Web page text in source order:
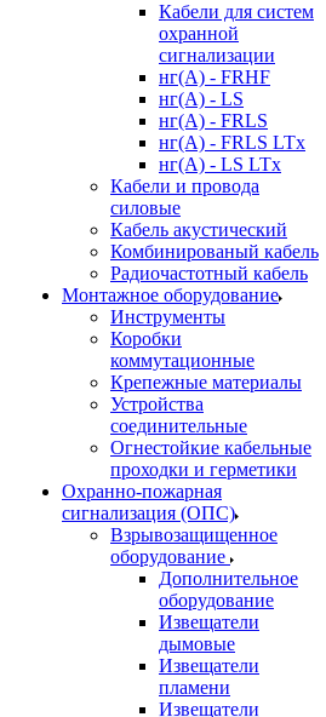
Кабели для систем
охранной
сигнализации
нг(A) - FRHF
нг(A) - LS
нг(А) - FRLS
нг(А) - FRLS LTx
нг(А) - LS LTx
Кабели и провода
силовые
Кабель акустический
Комбинированый кабель
Радиочастотный кабель
Монтажное оборудование
Инструменты
Коробки
коммутационные
Крепежные материалы
Устройства
соединительные
Огнестойкие кабельные
проходки и герметики
Охранно-пожарная
сигнализация (ОПС)
Взрывозащищенное
оборудование
Дополнительное
оборудование
Извещатели
дымовые
Извещатели
пламени
Извещатели